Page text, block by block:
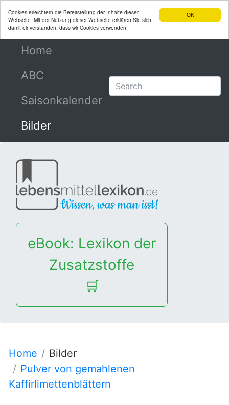
OK
Cookies erleichtern die Bereitstellung der Inhalte dieser
Webseite. Mit der Nutzung dieser Webseite erklären Sie sich
damit einverstanden, dass wir Cookies verwenden.
Home
ABC
Saisonkalender
Bilder
eBook: Lexikon der
Zusatzstoffe
🛒
Home
Bilder
Pulver von gemahlenen
Kaffirlimettenblättern